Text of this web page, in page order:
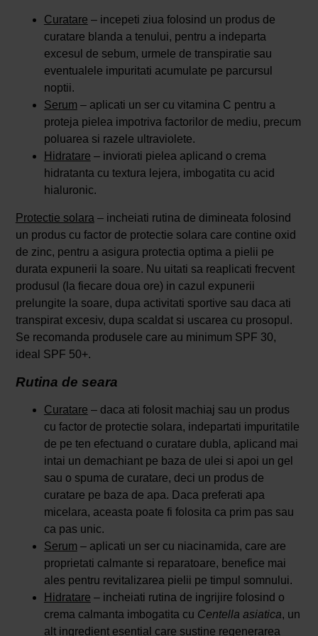
Curatare – incepeti ziua folosind un produs de
curatare blanda a tenului, pentru a indeparta
excesul de sebum, urmele de transpiratie sau
eventualele impuritati acumulate pe parcursul
noptii.
Serum – aplicati un ser cu vitamina C pentru a
proteja pielea impotriva factorilor de mediu, precum
poluarea si razele ultraviolete.
Hidratare – inviorati pielea aplicand o crema
hidratanta cu textura lejera, imbogatita cu acid
hialuronic.
Protectie solara – incheiati rutina de dimineata folosind
un produs cu factor de protectie solara care contine oxid
de zinc, pentru a asigura protectia optima a pielii pe
durata expunerii la soare. Nu uitati sa reaplicati frecvent
produsul (la fiecare doua ore) in cazul expunerii
prelungite la soare, dupa activitati sportive sau daca ati
transpirat excesiv, dupa scaldat si uscarea cu prosopul.
Se recomanda produsele care au minimum SPF 30,
ideal SPF 50+.
Rutina de seara
Curatare – daca ati folosit machiaj sau un produs
cu factor de protectie solara, indepartati impuritatile
de pe ten efectuand o curatare dubla, aplicand mai
intai un demachiant pe baza de ulei si apoi un gel
sau o spuma de curatare, deci un produs de
curatare pe baza de apa. Daca preferati apa
micelara, aceasta poate fi folosita ca prim pas sau
ca pas unic.
Serum – aplicati un ser cu niacinamida, care are
proprietati calmante si reparatoare, benefice mai
ales pentru revitalizarea pielii pe timpul somnului.
Hidratare – incheiati rutina de ingrijire folosind o
crema calmanta imbogatita cu Centella asiatica, un
alt ingredient esential care sustine regenerarea